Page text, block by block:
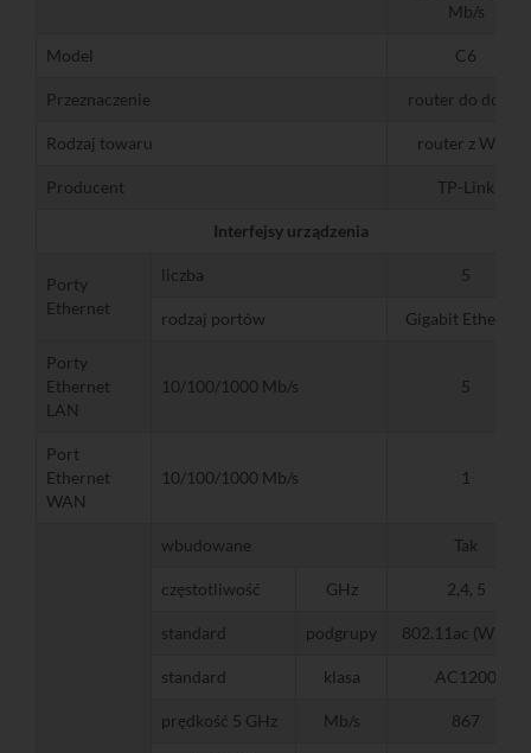
Mb/s
Model C6
Przeznaczenie router do domu
Rodzaj towaru router z WiFi
Producent TP-Link
Interfejsy urządzenia
Porty
Ethernet
liczba 5
rodzaj portów Gigabit Ethernet
Porty
Ethernet
LAN
10/100/1000 Mb/s 5
Port
Ethernet
WAN
10/100/1000 Mb/s 1
wbudowane Tak
częstotliwość GHz 2,4, 5
standard podgrupy 802.11ac (WiFi 5)
standard klasa AC1200
prędkość 5 GHz Mb/s 867